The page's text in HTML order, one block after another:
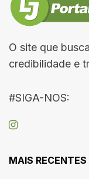
O site que
credibilidade e
#SIGA-NOS:
MAIS RECENTES